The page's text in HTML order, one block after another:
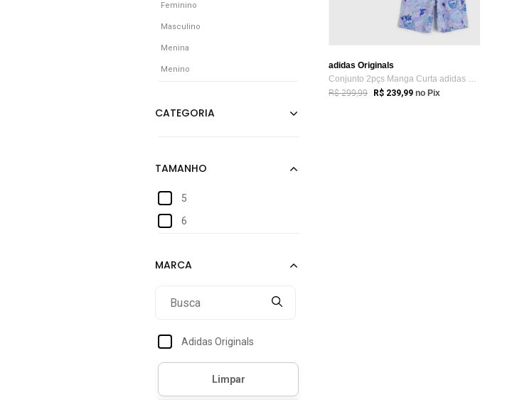
Feminino
Masculino
Menina
Menino
5
6
Adidas Originals
adidas Originals
Conjunto 2pçs Manga Curta adidas Origin...
R$ 299,99 R$ 239,99 no Pix